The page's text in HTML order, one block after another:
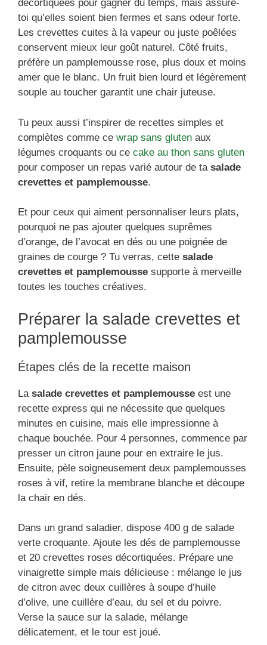
décortiquées pour gagner du temps, mais assure-
toi qu’elles soient bien fermes et sans odeur forte.
Les crevettes cuites à la vapeur ou juste poêlées
conservent mieux leur goût naturel. Côté fruits,
préfère un pamplemousse rose, plus doux et moins
amer que le blanc. Un fruit bien lourd et légèrement
souple au toucher garantit une chair juteuse.
Tu peux aussi t’inspirer de recettes simples et
complètes comme ce wrap sans gluten aux
légumes croquants ou ce cake au thon sans gluten
pour composer un repas varié autour de ta salade
crevettes et pamplemousse.
Et pour ceux qui aiment personnaliser leurs plats,
pourquoi ne pas ajouter quelques suprêmes
d’orange, de l’avocat en dés ou une poignée de
graines de courge ? Tu verras, cette salade
crevettes et pamplemousse supporte à merveille
toutes les touches créatives.
Préparer la salade crevettes et
pamplemousse
Étapes clés de la recette maison
La salade crevettes et pamplemousse est une
recette express qui ne nécessite que quelques
minutes en cuisine, mais elle impressionne à
chaque bouchée. Pour 4 personnes, commence par
presser un citron jaune pour en extraire le jus.
Ensuite, pèle soigneusement deux pamplemousses
roses à vif, retire la membrane blanche et découpe
la chair en dés.
Dans un grand saladier, dispose 400 g de salade
verte croquante. Ajoute les dés de pamplemousse
et 20 crevettes roses décortiquées. Prépare une
vinaigrette simple mais délicieuse : mélange le jus
de citron avec deux cuillères à soupe d’huile
d’olive, une cuillère d’eau, du sel et du poivre.
Verse la sauce sur la salade, mélange
délicatement, et le tour est joué.